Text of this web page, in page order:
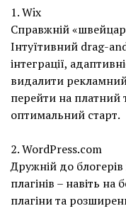
1. Wix
Справжній
Інтуїтивний drag-
інтеграції,
видалити
перейти на платний
оптимальний старт.
2. WordPress.com
Дружній до блогерів
плагінів – навіть
плагіни та